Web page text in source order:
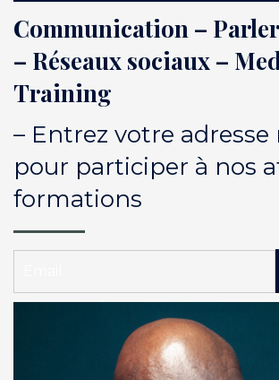
Communication –
– Réseaux sociaux –
Training
– Entrez votre adresse
pour participer à nos
formations